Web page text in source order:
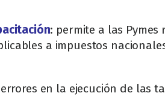
: permite a las Pymes
a impuestos
en la ejecución de las